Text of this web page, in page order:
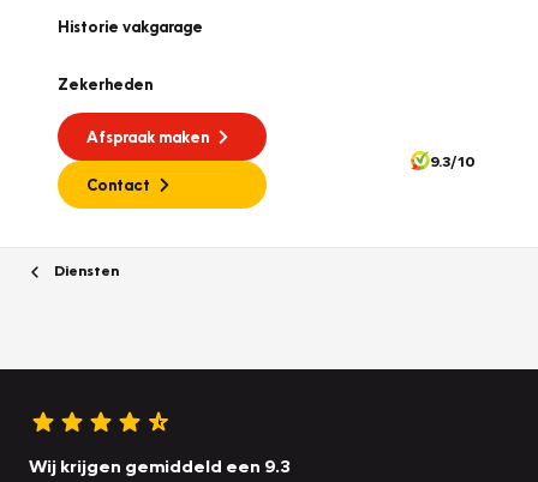
Historie vakgarage
Zekerheden
Afspraak maken
Contact
9.3/10
Diensten
Wij krijgen gemiddeld een 9.3